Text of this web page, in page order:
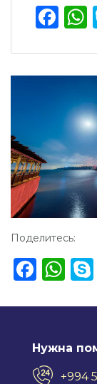
Поделитесь:
Нужна
+994